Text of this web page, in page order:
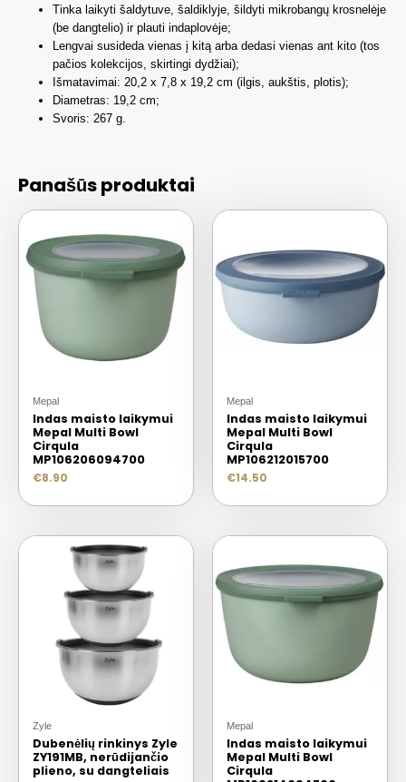
Tinka laikyti šaldytuve, šaldiklyje, šildyti mikrobangų krosnelėje
(be dangtelio) ir plauti indaplovėje;
Lengvai susideda vienas į kitą arba dedasi vienas ant kito (tos
pačios kolekcijos, skirtingi dydžiai);
Išmatavimai: 20,2 x 7,8 x 19,2 cm (ilgis, aukštis, plotis);
Diametras: 19,2 cm;
Svoris: 267 g.
Panašūs produktai
Mepal
Indas maisto laikymui
Mepal Multi Bowl
Cirqula
MP106206094700
€8.90
Mepal
Indas maisto laikymui
Mepal Multi Bowl
Cirqula
MP106212015700
€14.50
Zyle
Dubenėlių rinkinys Zyle
ZY191MB, nerūdijančio
plieno, su dangteliais
Mepal
Indas maisto laikymui
Mepal Multi Bowl
Cirqula